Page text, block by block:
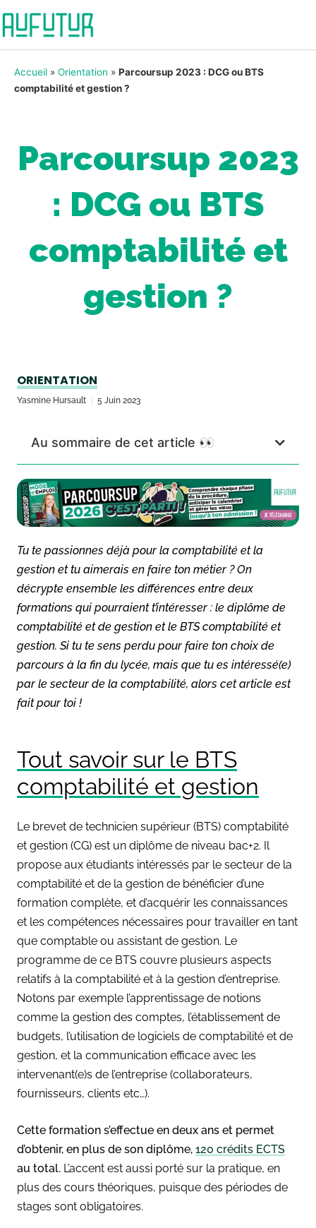
Accueil » Orientation » Parcoursup 2023 : DCG ou BTS
comptabilité et gestion ?
Parcoursup 2023
: DCG ou BTS
comptabilité et
gestion ?
ORIENTATION
Yasmine Hursault 5 Juin 2023
Au sommaire de cet article 👀
Tu te passionnes déjà pour la comptabilité et la
gestion et tu aimerais en faire ton métier ? On
décrypte ensemble les différences entre deux
formations qui pourraient t’intéresser : le diplôme de
comptabilité et de gestion et le BTS comptabilité et
gestion. Si tu te sens perdu pour faire ton choix de
parcours à la fin du lycée, mais que tu es intéressé(e)
par le secteur de la comptabilité, alors cet article est
fait pour toi !
Tout savoir sur le BTS
comptabilité et gestion
Le brevet de technicien supérieur (BTS) comptabilité
et gestion (CG) est un diplôme de niveau bac+2. Il
propose aux étudiants intéressés par le secteur de la
comptabilité et de la gestion de bénéficier d’une
formation complète, et d’acquérir les connaissances
et les compétences nécessaires pour travailler en tant
que comptable ou assistant de gestion. Le
programme de ce BTS couvre plusieurs aspects
relatifs à la comptabilité et à la gestion d’entreprise.
Notons par exemple l’apprentissage de notions
comme la gestion des comptes, l’établissement de
budgets, l’utilisation de logiciels de comptabilité et de
gestion, et la communication efficace avec les
intervenant(e)s de l’entreprise (collaborateurs,
fournisseurs, clients etc…).
Cette formation s’effectue en deux ans et permet
d’obtenir, en plus de son diplôme, 120 crédits ECTS
au total. L’accent est aussi porté sur la pratique, en
plus des cours théoriques, puisque des périodes de
stages sont obligatoires.